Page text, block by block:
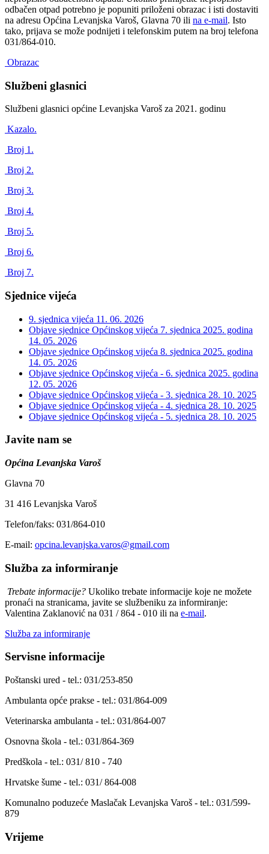
odbačen otpad potrebno je popuniti priloženi obrazac i isti dostaviti
na adresu Općina Levanjska Varoš, Glavna 70 ili na e-mail. Isto
tako, prijava se može podnijeti i telefonskim putem na broj telefona
031/864-010.
Obrazac
Službeni glasnici
Službeni glasnici općine Levanjska Varoš za 2021. godinu
Kazalo.
Broj 1.
Broj 2.
Broj 3.
Broj 4.
Broj 5.
Broj 6.
Broj 7.
Sjednice vijeća
9. sjednica vijeća 11. 06. 2026
Objave sjednice Općinskog vijeća 7. sjednica 2025. godina
14. 05. 2026
Objave sjednice Općinskog vijeća 8. sjednica 2025. godina
14. 05. 2026
Objave sjednice Općinskog vijeća - 6. sjednica 2025. godina
12. 05. 2026
Objave sjednice Općinskog vijeća - 3. sjednica 28. 10. 2025
Objave sjednice Općinskog vijeća - 4. sjednica 28. 10. 2025
Objave sjednice Općinskog vijeća - 5. sjednica 28. 10. 2025
Javite nam se
Općina Levanjska Varoš
Glavna 70
31 416 Levanjska Varoš
Telefon/faks: 031/864-010
E-mail: opcina.levanjska.varos@gmail.com
Služba za informiranje
Trebate informacije? Ukoliko trebate informacije koje ne možete
pronaći na stranicama, javite se službeniku za informiranje:
Valentina Zaklanović na 031 / 864 - 010 ili na e-mail.
Služba za informiranje
Servisne informacije
Poštanski ured - tel.: 031/253-850
Ambulanta opće prakse - tel.: 031/864-009
Veterinarska ambulanta - tel.: 031/864-007
Osnovna škola - tel.: 031/864-369
Predškola - tel.: 031/ 810 - 740
Hrvatske šume - tel.: 031/ 864-008
Komunalno poduzeće Maslačak Levanjska Varoš - tel.: 031/599-
879
Vrijeme